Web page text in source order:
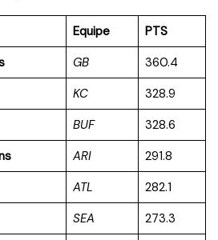
Equipe
PTS
GB
360.4
KC
328.9
BUF
328.6
ARI
291.8
ATL
282.1
SEA
273.3